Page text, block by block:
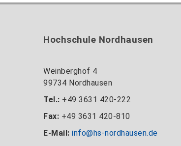
Hochschule Nordhausen
Weinberghof 4
99734 Nordhausen
Tel.: +49 3631 420-222
Fax: +49 3631 420-810
E-Mail: info@hs-nordhausen.de